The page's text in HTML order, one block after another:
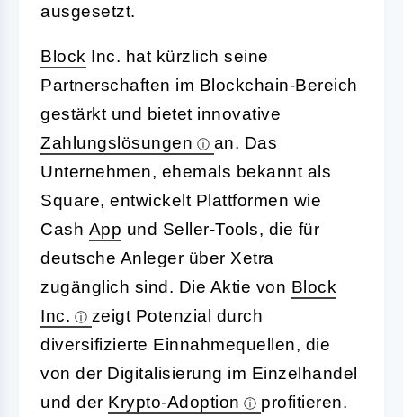
ausgesetzt.
Block Inc. hat kürzlich seine
Partnerschaften im Blockchain-Bereich
gestärkt und bietet innovative
Zahlungslösungen
an. Das
Unternehmen, ehemals bekannt als
Square, entwickelt Plattformen wie
Cash App und Seller-Tools, die für
deutsche Anleger über Xetra
zugänglich sind. Die Aktie von Block
Inc.
zeigt Potenzial durch
diversifizierte Einnahmequellen, die
von der Digitalisierung im Einzelhandel
und der Krypto-Adoption profitieren.